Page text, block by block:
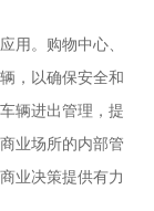
用。购物中心、
，以确保安全和
辆进出管理，提
业场所的内部管
业决策提供有力